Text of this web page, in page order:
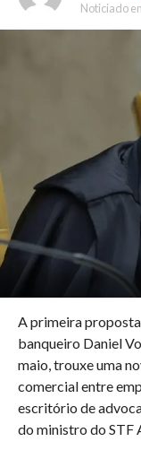
Noticiado
A primeira
banqueiro Daniel
maio, trouxe uma
comercial entre
escritório de
do ministro do STF